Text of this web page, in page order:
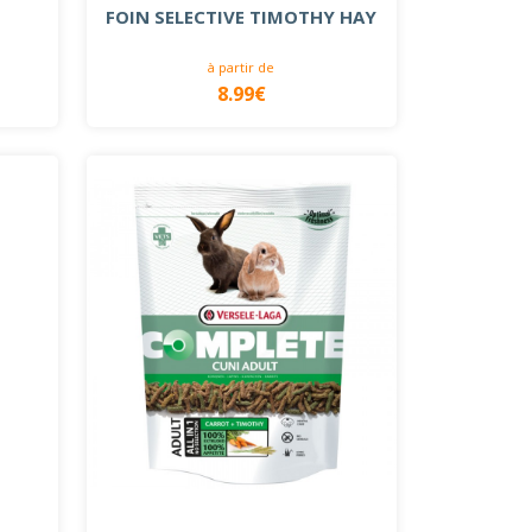
FOIN SELECTIVE TIMOTHY HAY
à partir de
8.99€